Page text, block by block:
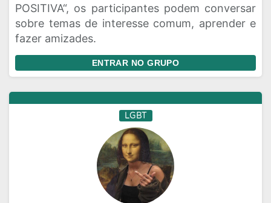
POSITIVA“, os participantes podem conversar
sobre temas de interesse comum, aprender e
fazer amizades.
ENTRAR NO GRUPO
LGBT